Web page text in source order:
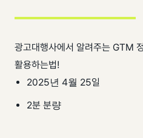
검색최적화 (SEO · GEO)
AI 마케팅 시스템
팀 내재화
인사이트
GI-Agent ↗
GI-Radar ↗
광고대행사에서 알려주는 GTM
활용하는법!
2025년 4월 25일
2분 분량